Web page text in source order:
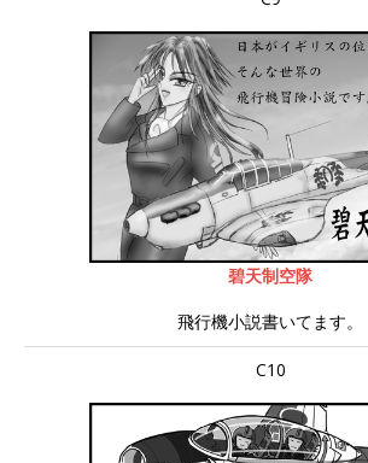
碧天制空隊
飛行機小説書いてます。
C10